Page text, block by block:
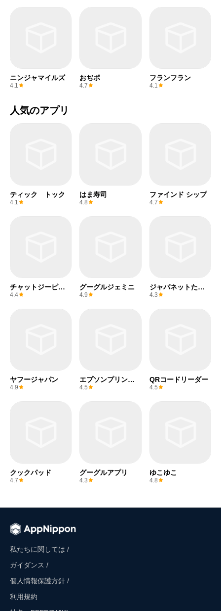
ニンジャマイルズ
4.1
おぢポ
4.7
フランフラン
4.1
人気のアプリ
ティック トック
4.1
はま寿司
4.8
ファインド シップ
4.7
チャットジーピー
ティー
4.4
グーグルジェミニ
4.9
ジャパネットたか
た
4.3
ヤフージャパン
4.9
エプソンプリンタ
ー
4.5
QRコードリーダー
4.5
クックパッド
4.7
グーグルアプリ
4.3
ゆこゆこ
4.8
私たちに関しては /
ガイダンス /
個人情報保護方針 /
利用規約